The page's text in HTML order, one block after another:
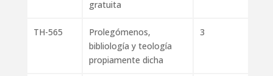
gratuita
TH-565
Prolegómenos,
bibliología y teología
propiamente dicha
3